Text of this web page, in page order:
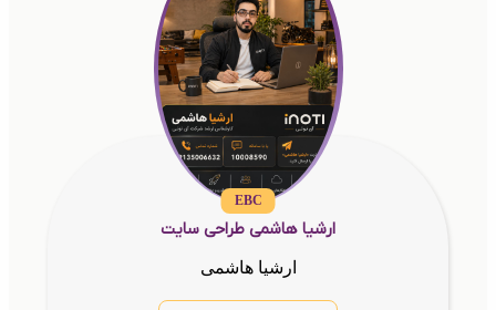
EBC
ارشیا هاشمی طراحی سایت
ارشیا هاشمی